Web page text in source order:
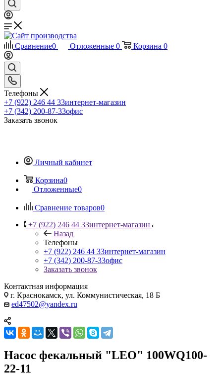
Сравнение0 Отложенные 0 Корзина 0
Телефоны
+7 (922) 246 44 33интернет-магазин
+7 (342) 200-87-33офис
Заказать звонок
Личный кабинет
Корзина0
Отложенные0
Сравнение товаров0
+7 (922) 246 44 33интернет-магазин
Назад
Телефоны
+7 (922) 246 44 33интернет-магазин
+7 (342) 200-87-33офис
Заказать звонок
Контактная информация
г. Краснокамск, ул. Коммунистическая, 18 Б
ed47502@yandex.ru
Насос фекальный "LEO" 100WQ100-
22-11